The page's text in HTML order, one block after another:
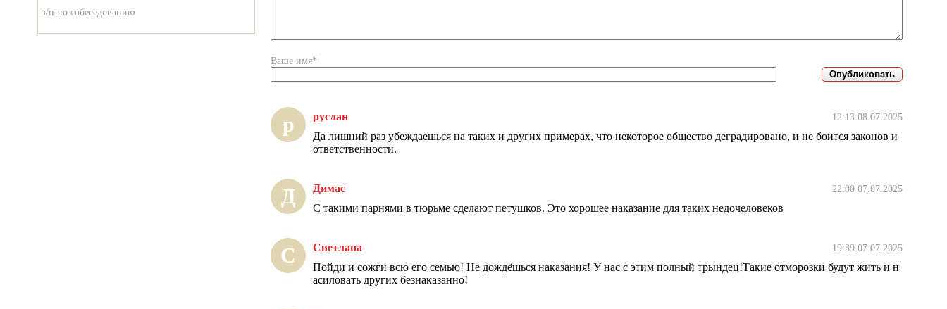
з/п по собеседованию
Ваше имя*
р руслан 12:13 08.07.2025
Да лишний раз убеждаешься на таких и других примерах, что некоторое общество деградировано, и не боится законов и
ответственности.
Д Димас 22:00 07.07.2025
С такими парнями в тюрьме сделают петушков. Это хорошее наказание для таких недочеловеков
С Светлана 19:39 07.07.2025
Пойди и сожги всю его семью! Не дождёшься наказания! У нас с этим полный трындец!Такие отморозки будут жить и н
асиловать других безнаказанно!